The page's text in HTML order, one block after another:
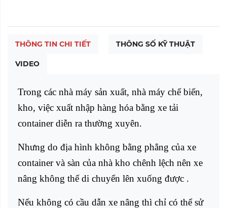
THÔNG TIN CHI TIẾT THÔNG SỐ KỸ THUẬT
VIDEO
Trong các nhà máy sản xuất, nhà máy chế biến,
kho, việc xuất nhập hàng hóa bằng xe tải
container diễn ra thường xuyên.
Nhưng do địa hình không bằng phẳng của xe
container và sàn của nhà kho chênh lệch nên xe
nâng không thể di chuyển lên xuống được .
Nếu không có cầu dẫn xe nâng thì chỉ có thể sử